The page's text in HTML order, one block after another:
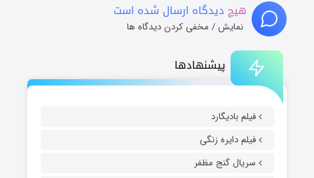
پیشنهادها
فیلم بادیگارد
فیلم دایره زنگی
سریال گنج مظفر
هیچ دیدگاه ارسال شده است
نمایش / مخفی کردن دیدگاه ها